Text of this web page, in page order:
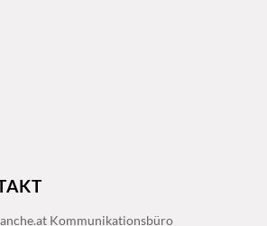
Kommunikationsbüro